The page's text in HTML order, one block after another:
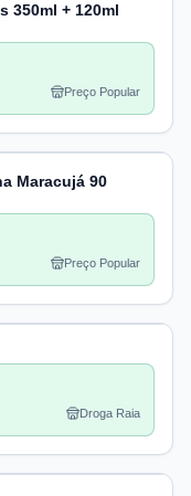
350ml + 120ml
Preço Popular
Maracujá 90
Preço Popular
Droga Raia